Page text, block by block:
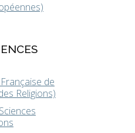
de
Religions)